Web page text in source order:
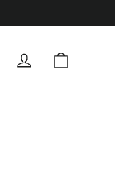
Se connecter